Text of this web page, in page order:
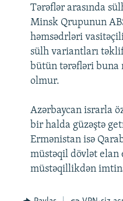
Tərəflər arasında
Minsk Qrupunun
həmsədrləri
sülh variantları
bütün tərəfləri buna
olmur.
Azərbaycan israrla
bir halda güzəştə
Ermənistan isə
müstəqil dövlət
müstəqillikdən